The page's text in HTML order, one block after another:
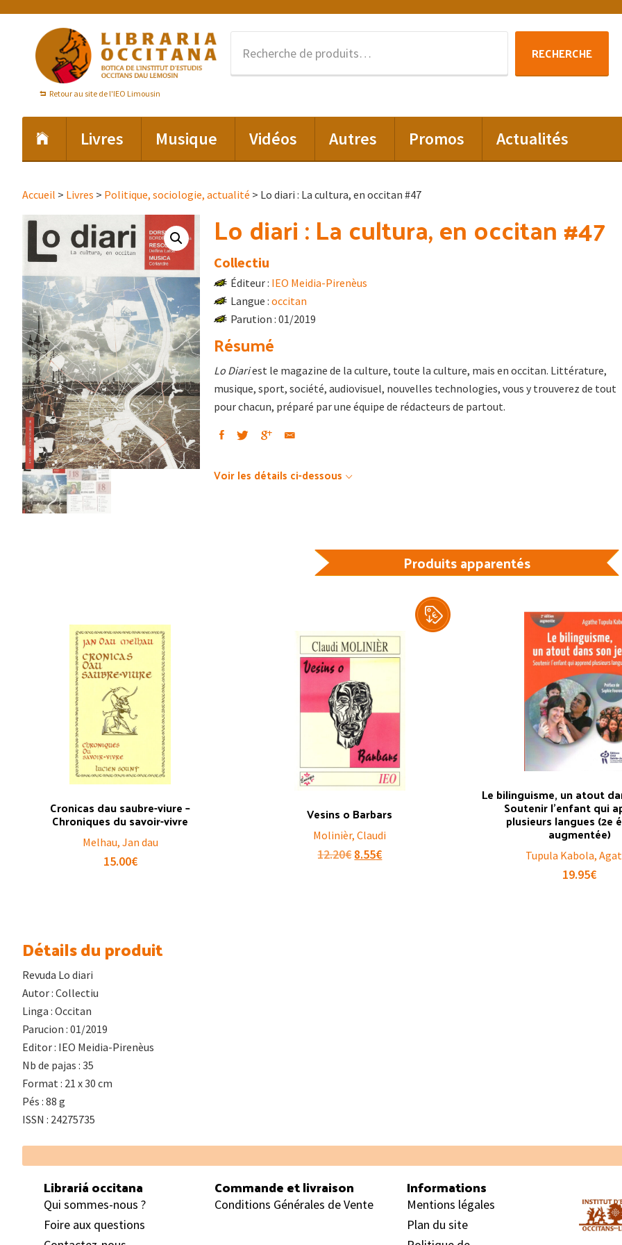
navigation
principale
contenu
principal
Retour au site de l'IEO Limousin
RECHERCHE
Livres Musique Vidéos Autres Promos Actualités
Accueil > Livres > Politique, sociologie, actualité > Lo diari : La cultura, en occitan #47
Lo diari : La cultura, en occitan #47
Collectiu
Éditeur : IEO Meidia-Pirenèus
Langue : occitan
Parution : 01/2019
Résumé
Lo Diariest le magazine de la culture, toute la culture, mais en occitan. Littérature,
musique, sport, société, audiovisuel, nouvelles technologies, vous y trouverez de tout
pour chacun, préparé par une équipe de rédacteurs de partout.
Voir les détails ci-dessous
Produits apparentés
Cronicas dau saubre-viure –
Chroniques du savoir-vivre
Melhau, Jan dau
15.00€
Vesins o Barbars
Molinièr, Claudi
12.20€Le
8.55€Le
Le bilinguisme, un atout
Soutenir l’enfant qui
plusieurs langues (2e
augmentée)
Tupula Kabola,
19.95€
Détails du produit
Revuda Lo diari
Autor : Collectiu
Linga : Occitan
Parucion : 01/2019
Editor : IEO Meidia-Pirenèus
Nb de pajas : 35
Format : 21 x 30 cm
Pés : 88 g
ISSN : 24275735
Footer
Librariá occitana
Qui sommes-nous ?
Foire aux questions
Commande et livraison
Conditions Générales de Vente
Informations
Mentions légales
Plan du site